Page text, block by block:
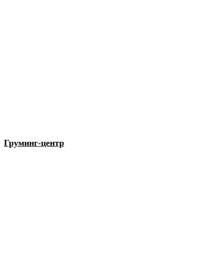
Груминг-центр